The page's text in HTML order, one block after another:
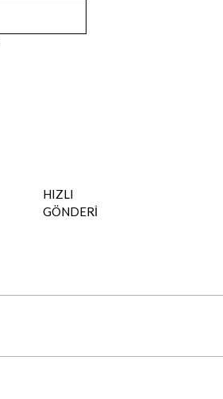
HIZLI
GÖNDERİ